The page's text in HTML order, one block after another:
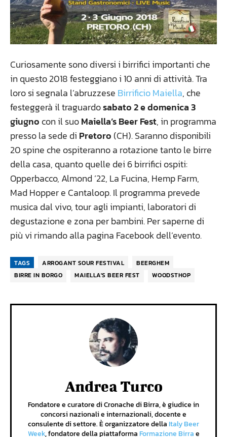
Curiosamente sono diversi i birrifici importanti che
in questo 2018 festeggiano i 10 anni di attività. Tra
loro si segnala l’abruzzese Birrificio Maiella, che
festeggerà il traguardosabato 2 e domenica 3
giugno con il suoMaiella’s Beer Fest, in programma
presso la sede di Pretoro (CH). Saranno disponibili
20 spine che ospiteranno a rotazione tanto le birre
della casa, quanto quelle dei 6 birrifici ospiti:
Opperbacco, Almond ’22, La Fucina, Hemp Farm,
Mad Hopper e Cantaloop. Il programma prevede
musica dal vivo, tour agli impianti, laboratori di
degustazione e zona per bambini. Per saperne di
più vi rimando alla pagina Facebook dell’evento.
TAGS ARROGANT SOUR FESTIVAL
BEERGHEM
BIRRE IN BORGO
MAIELLA'S BEER FEST WOODSTHOP
Andrea Turco
Fondatore e curatore di Cronache di Birra, è giudice in
concorsi nazionali e internazionali, docente e
consulente di settore. È organizzatore della Italy Beer
Week, fondatore della piattaforma Formazione Birrae